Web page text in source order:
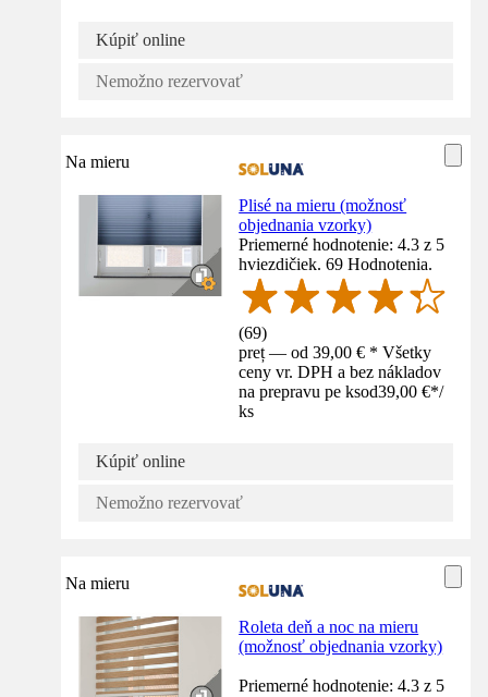
Kúpiť online
Nemožno rezervovať
Na mieru
Plisé na mieru (možnosť
objednania vzorky)
Priemerné hodnotenie: 4.3 z 5
hviezdičiek. 69 Hodnotenia.
(69)
preț — od 39,00 € * Všetky
ceny vr. DPH a bez nákladov
na prepravu pe ksod39,00 €*/
ks
Kúpiť online
Nemožno rezervovať
Na mieru
Roleta deň a noc na mieru
(možnosť objednania vzorky)
Priemerné hodnotenie: 4.3 z 5